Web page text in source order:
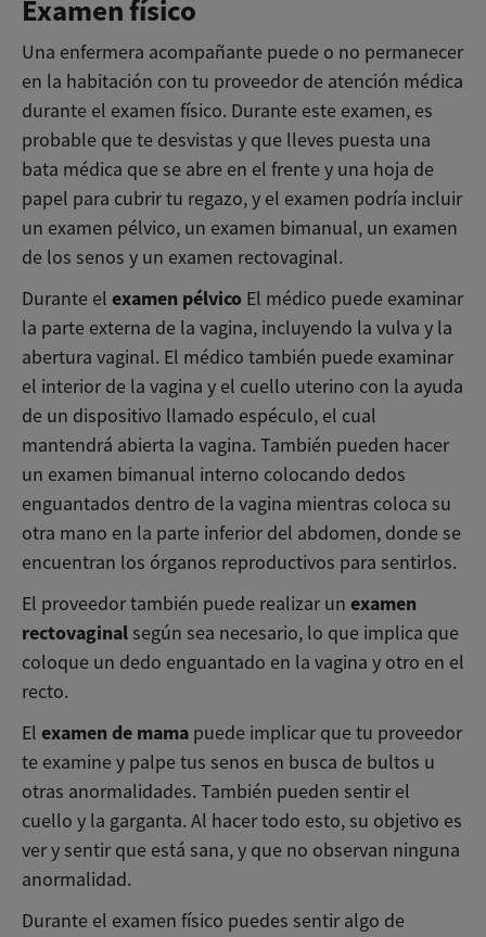
Examen físico
Una enfermera acompañante puede o no permanecer
en la habitación con tu proveedor de atención médica
durante el examen físico. Durante este examen, es
probable que te desvistas y que lleves puesta una
bata médica que se abre en el frente y una hoja de
papel para cubrir tu regazo, y el examen podría incluir
un examen pélvico, un examen bimanual, un examen
de los senos y un examen rectovaginal.
Durante el examen pélvico El médico puede examinar
la parte externa de la vagina, incluyendo la vulva y la
abertura vaginal. El médico también puede examinar
el interior de la vagina y el cuello uterino con la ayuda
de un dispositivo llamado espéculo, el cual
mantendrá abierta la vagina. También pueden hacer
un examen bimanual interno colocando dedos
enguantados dentro de la vagina mientras coloca su
otra mano en la parte inferior del abdomen, donde se
encuentran los órganos reproductivos para sentirlos.
El proveedor también puede realizar un examen
rectovaginalsegún sea necesario, lo que implica que
coloque un dedo enguantado en la vagina y otro en el
recto.
El examen de mama puede implicar que tu proveedor
te examine y palpe tus senos en busca de bultos u
otras anormalidades. También pueden sentir el
cuello y la garganta. Al hacer todo esto, su objetivo es
ver y sentir que está sana, y que no observan ninguna
anormalidad.
Durante el examen físico puedes sentir algo de